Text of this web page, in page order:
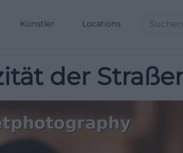
Künstler Locations
der